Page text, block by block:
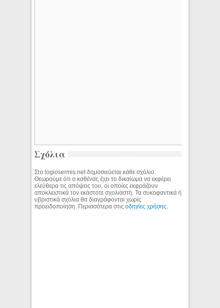
Σχόλια
Στο logiosermis.net δημοσιεύεται κάθε σχόλιο.
Θεωρούμε ότι ο καθένας έχει το δικαίωμα να εκφέρει
ελεύθερα τις απόψεις του, οι οποίες εκφράζουν
αποκλειστικά τον εκάστοτε σχολιαστή. Τα συκοφαντικά ή
υβριστικά σχόλια θα διαγράφονται χωρίς
προειδοποίηση. Περισσότερα στιςοδηγίες χρήσης